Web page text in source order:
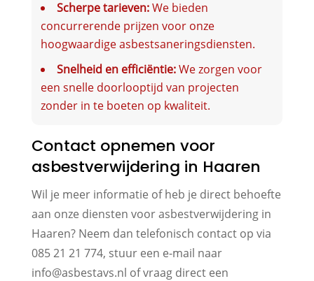
Scherpe tarieven:We bieden
concurrerende prijzen voor onze
hoogwaardige asbestsaneringsdiensten.
Snelheid en efficiëntie:We zorgen voor
een snelle doorlooptijd van projecten
zonder in te boeten op kwaliteit.
Contact opnemen voor
asbestverwijdering in Haaren
Wil je meer informatie of heb je direct behoefte
aan onze diensten voor asbestverwijdering in
Haaren? Neem dan telefonisch contact op via
085 21 21 774, stuur een e-mail naar
info@asbestavs.nl of vraag direct een